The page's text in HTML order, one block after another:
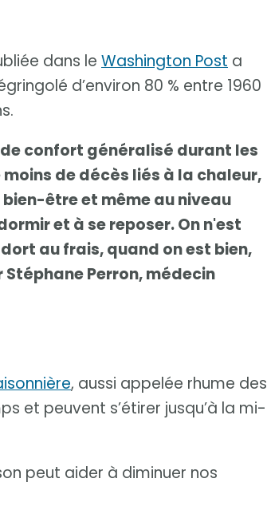
dans le Washington Post a
d’environ 80 % entre 1960
confort généralisé durant les
de décès liés à la chaleur,
être et même au niveau
et à se reposer. On n'est
au frais, quand on est bien,
Perron, médecin
, aussi appelée rhume des
et peuvent s’étirer jusqu’à la mi-
peut aider à diminuer nos